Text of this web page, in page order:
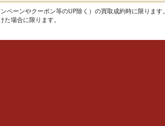
ペーンやクーポン等のUP除く）の買取成約時に限ります。
場合に限ります。